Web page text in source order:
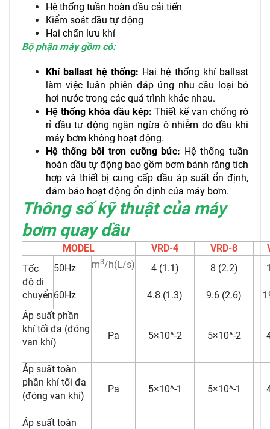
Hệ thống tuần hoàn dầu cải tiến
Kiểm soát dầu tự động
Hai chấn lưu khí
Bộ phận máy gồm có:
Khí ballast hệ thống: Hai hệ thống khí ballast
làm việc luân phiên đáp ứng nhu cầu loại bỏ
hơi nước trong các quá trình khác nhau.
Hệ thống khóa dầu kép:Thiết kế van chống rò
rỉ dầu tự động ngăn ngừa ô nhiễm do dầu khi
máy bơm không hoạt động.
Hệ thống bôi trơn cưỡng bức: Hệ thống tuần
hoàn dầu tự động bao gồm bơm bánh răng tích
hợp và thiết bị cung cấp dầu áp suất ổn định,
đảm bảo hoạt động ổn định của máy bơm.
Thông số kỹ thuật của máy
bơm quay dầu
MODEL VRD-4 VRD-8
Tốc
độ di
chuyển
50Hz m3/h(L/s) 4 (1.1) 8 (2.2)
60Hz 4.8 (1.3) 9.6 (2.6)
Áp suất phần
khí tối đa (đóng
van khí)
Pa 5×10^-2 5×10^-2
Áp suất toàn
phần khí tối đa
(đóng van khí)
Pa 5×10^-1 5×10^-1
Áp suất toàn